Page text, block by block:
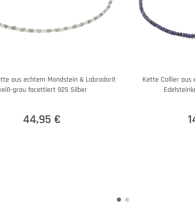
aus echtem Mondstein & Labradorit
grau facettiert 925 Silber
44,95 €
Kette Collier aus